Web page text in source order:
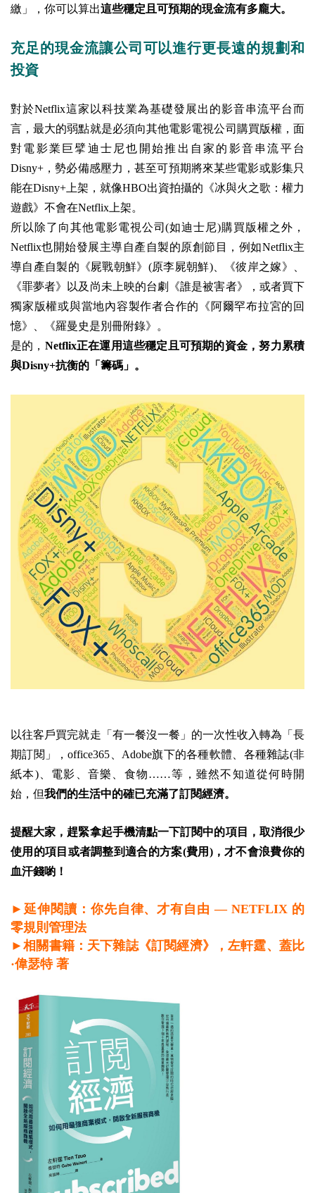
繳」，你可以算出這些穩定且可預期的現金流有多龐大。
充足的現金流讓公司可以進行更長遠的規劃和
投資
對於Netflix這家以科技業為基礎發展出的影音串流平台而
言，最大的弱點就是必須向其他電影電視公司購買版權，面
對電影業巨擘迪士尼也開始推出自家的影音串流平台
Disny+，勢必備感壓力，甚至可預期將來某些電影或影集只
能在Disny+上架，就像HBO出資拍攝的《冰與火之歌：權力
遊戲》不會在Netflix上架。
所以除了向其他電影電視公司(如迪士尼)購買版權之外，
Netflix也開始發展主導自產自製的原創節目，例如Netflix主
導自產自製的《屍戰朝鮮》(原李屍朝鮮)、《彼岸之嫁》、
《罪夢者》以及尚未上映的台劇《誰是被害者》，或者買下
獨家版權或與當地內容製作者合作的《阿爾罕布拉宮的回
憶》、《羅曼史是別冊附錄》。
是的， Netflix正在運用這些穩定且可預期的資金，努力累積
與Disny+抗衡的 「籌碼」。
以往客戶買完就走「有一餐沒一餐」的一次性收入轉為「長
期訂閱」，office365、Adobe旗下的各種軟體、各種雜誌(非
紙本)、電影、音樂、食物……等，雖然不知道從何時開
始，但我們的生活中的確已充滿了訂閱經濟。
提醒大家，趕緊拿起手機清點一下訂閱中的項目，取消很少
使用的項目或者調整到適合的方案(費用)，才不會浪費你的
血汗錢喲！
►延伸閱讀：你先自律、才有自由 — NETFLIX 的
零規則管理法
►相關書籍：天下雜誌《訂閱經濟》，左軒霆、蓋比
·偉瑟特 著